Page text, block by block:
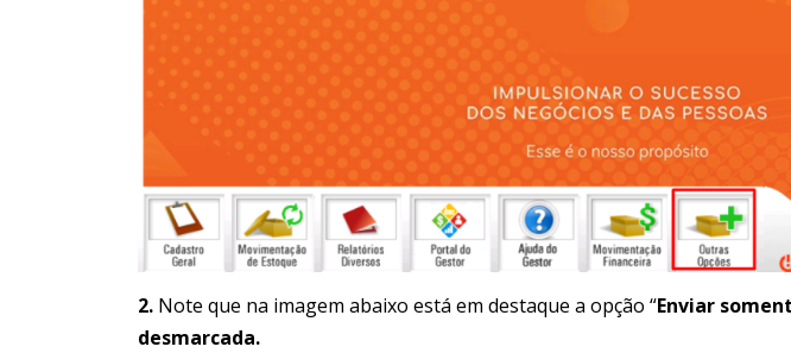
2. Note que na imagem abaixo está em destaque a opção “Enviar
desmarcada.